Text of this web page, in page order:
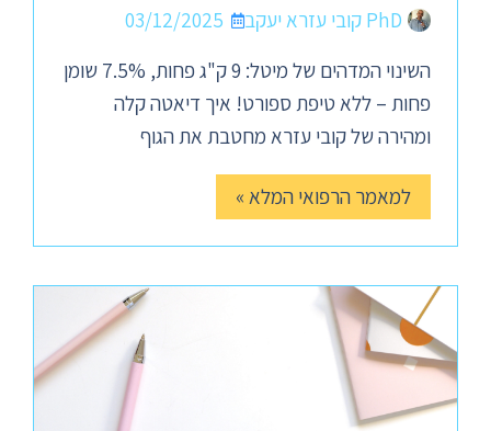
PhD קובי עזרא יעקב
03/12/2025
השינוי המדהים של מיטל: 9 ק"ג פחות, 7.5% שומן
פחות – ללא טיפת ספורט! איך דיאטה קלה
ומהירה של קובי עזרא מחטבת את הגוף
למאמר הרפואי המלא »